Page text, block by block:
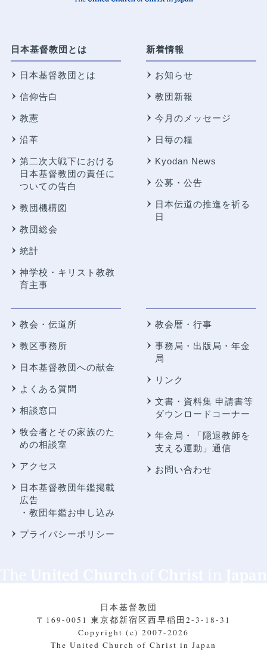
日本基督教団とは
日本基督教団とは
信仰告白
教憲
沿革
第二次大戦下における
日本基督教団の責任に
ついての告白
教団機構図
教団総会
統計
神学校・キリスト教教
育主事
新着情報
お知らせ
教団新報
今月のメッセージ
日毎の糧
Kyodan News
公募・公告
日本伝道の推進を祈る
日
教会・伝道所
教区事務所
日本基督教団への献金
よくある質問
相談窓口
牧会者とその家族のた
めの相談室
アクセス
日本基督教団年鑑掲載
広告
・教団年鑑お申し込み
プライバシーポリシー
教会暦・行事
事務局・出版局・年金
局
リンク
文書・資料集 申請書等
ダウンロードコーナー
年金局・
「隠退教師を
支える運動」通信
お問い合わせ
日本基督教団
〒169-0051 東京都新宿区西早稲田2-3-18-31
Copyright (c) 2007-2026
The United Church of Christ in Japan